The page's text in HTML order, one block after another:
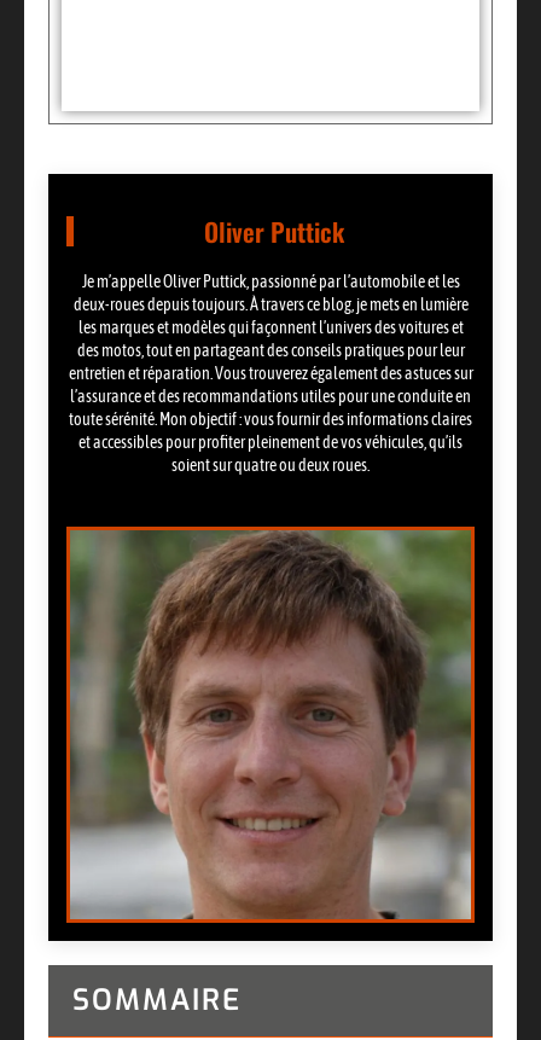
Oliver Puttick
Je m’appelle Oliver Puttick, passionné par l’automobile et les
deux-roues depuis toujours. À travers ce blog, je mets en lumière
les marques et modèles qui façonnent l’univers des voitures et
des motos, tout en partageant des conseils pratiques pour leur
entretien et réparation. Vous trouverez également des astuces sur
l’assurance et des recommandations utiles pour une conduite en
toute sérénité. Mon objectif : vous fournir des informations claires
et accessibles pour profiter pleinement de vos véhicules, qu’ils
soient sur quatre ou deux roues.
SOMMAIRE